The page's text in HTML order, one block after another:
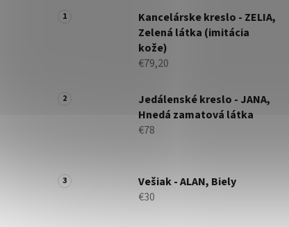
Kancelárske kreslo - ZELIA,
Zelená látka (imitácia
kože)
€79,20
Jedálenské kreslo - JANA,
Hnedá zamatová látka
€78
Vešiak - ALAN, Biely
€30